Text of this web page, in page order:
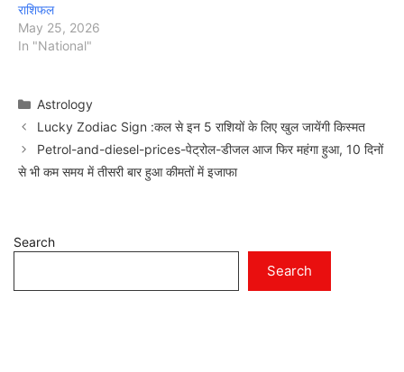
राशिफल
May 25, 2026
In "National"
Categories
Astrology
Lucky Zodiac Sign :कल से इन 5 राशियों के लिए खुल जायेंगी किस्मत
Petrol-and-diesel-prices-पेट्रोल-डीजल आज फिर महंगा हुआ, 10 दिनों
से भी कम समय में तीसरी बार हुआ कीमतों में इजाफा
Search
Search